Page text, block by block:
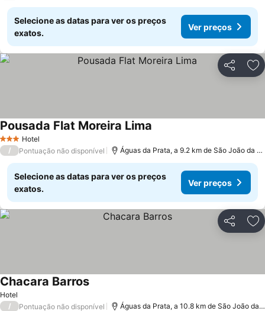
Selecione as datas para ver os preços
exatos.
Ver preços
Partilhar
3 EstrelasHotel
Pousada Flat Moreira Lima
/ Pontuação não disponível Águas da Prata, a 9.2 km de São João da Boa Vista
Selecione as datas para ver os preços
exatos.
Ver preços
Partilhar
Hotel
Chacara Barros
/ Pontuação não disponível Águas da Prata, a 10.8 km de São João da Boa Vista